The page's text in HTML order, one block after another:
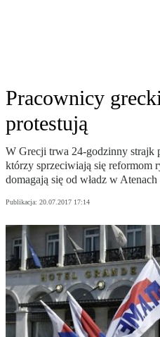
Pracownicy
protestują
W Grecji trwa 24-godzinny strajk
którzy sprzeciwiają się reformom
domagają się od władz w
Publikacja: 20.07.2017 17:14